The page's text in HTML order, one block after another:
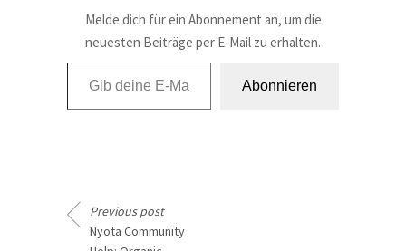
Melde dich für ein Abonnement an, um die
neuesten Beiträge per E-Mail zu erhalten.
Gib deine E-Mail-Adresse ein ...
Abonnieren
Previous post
Nyota Community